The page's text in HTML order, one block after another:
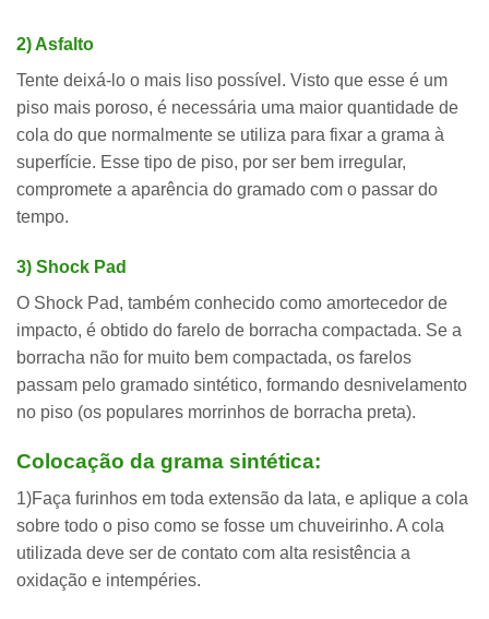
2) Asfalto
Tente deixá-lo o mais liso possível. Visto que esse é um
piso mais poroso, é necessária uma maior quantidade de
cola do que normalmente se utiliza para fixar a grama à
superfície. Esse tipo de piso, por ser bem irregular,
compromete a aparência do gramado com o passar do
tempo.
3) Shock Pad
O Shock Pad, também conhecido como amortecedor de
impacto, é obtido do farelo de borracha compactada. Se a
borracha não for muito bem compactada, os farelos
passam pelo gramado sintético, formando desnivelamento
no piso (os populares morrinhos de borracha preta).
Colocação da grama sintética:
1)Faça furinhos em toda extensão da lata, e aplique a cola
sobre todo o piso como se fosse um chuveirinho. A cola
utilizada deve ser de contato com alta resistência a
oxidação e intempéries.